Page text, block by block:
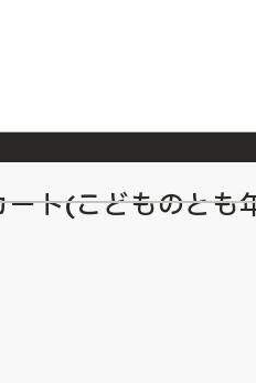
7/23 『ONE PIECE magazine 021
ート(こどものとも